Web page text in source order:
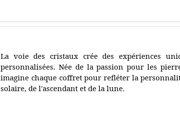
La voie des cristaux crée des expériences
personnalisées. Née de la passion pour les
imagine chaque coffret pour refléter la
solaire, de l'ascendant et de la lune.